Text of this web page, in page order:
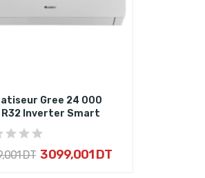
Gree 24 000
R32 Inverter Smart
DT 3 099,001 DT